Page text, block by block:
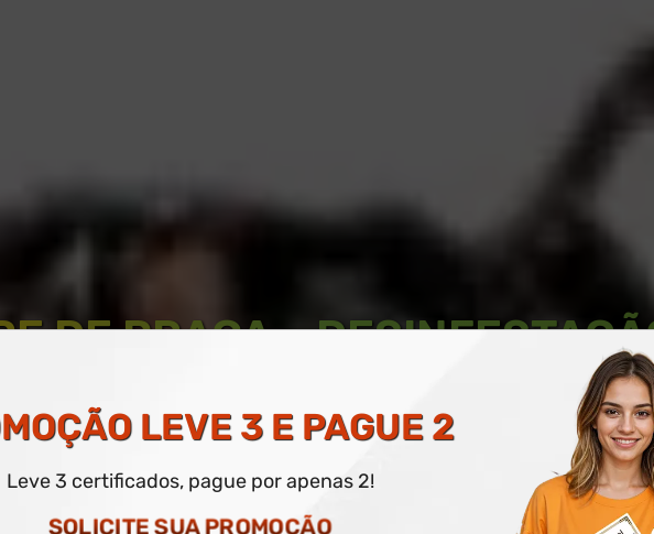
DE PRAGA –
E TRATAMENTO
COM CERTIFICADO DIGITAL E IMPRESSO OPCIONAL
LEVE 3 E PAGUE 2
Leve 3 certificados, pague por apenas 2!
SOLICITE SUA PROMOÇÃO